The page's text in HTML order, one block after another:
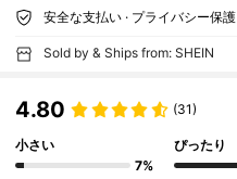
安全な支払い · プライバシー保護
Sold by & Ships from: SHEIN
4.80 (31)
小さい
7%
ぴったり